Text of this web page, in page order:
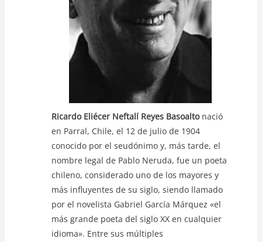
Ricardo Eliécer Neftalí Reyes Basoaltonació
en Parral, Chile, el 12 de julio de 1904
conocido por el seudónimo y, más tarde, el
nombre legal de Pablo Neruda, fue un poeta
chileno, considerado uno de los mayores y
más influyentes de su siglo, siendo llamado
por el novelista Gabriel García Márquez «el
más grande poeta del siglo XX en cualquier
idioma». Entre sus múltiples